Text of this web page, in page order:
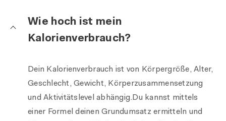
Wie hoch ist mein
Kalorienverbrauch?
Dein Kalorienverbrauch ist von Körpergröße, Alter,
Geschlecht, Gewicht, Körperzusammensetzung
und Aktivitätslevel abhängig.Du kannst mittels
einer Formel deinen Grundumsatz ermitteln und